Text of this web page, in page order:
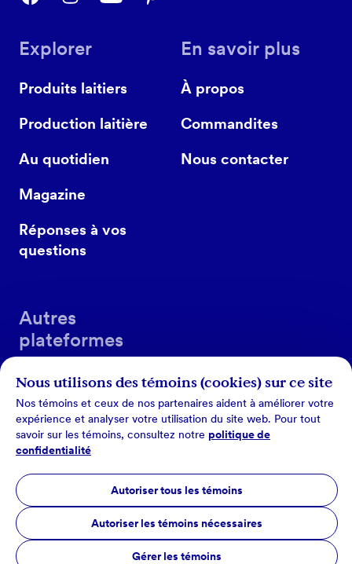
Nous utilisons des témoins (cookies) sur ce site
Nos témoins et ceux de nos partenaires aident à améliorer votre
expérience et analyser votre utilisation du site web. Pour tout
savoir sur les témoins, consultez notre politique de
confidentialité
Autoriser tous les témoins
Autoriser les témoins nécessaires
Gérer les témoins
Explorer
Produits laitiers
Production laitière
Au quotidien
Magazine
Réponses à vos
questions
En savoir plus
À propos
Commandites
Nous contacter
Autres
plateformes
Conditions d’utilisation
Politique de confidentialité
©Les Producteurs de lait du Québec